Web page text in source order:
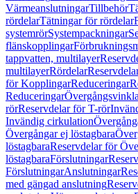
VärmeanslutningarTillbehör
rördelarTätningar för rördelar
systemrörSystempackningar
flänskopplingar
tappvatten, multilayer
multilayerRördelar
för KopplingarReduceringar
Reduceringar
rörReservdelar för T-rör
Invändig cirkulation
Övergångar ej löstagbara
löstagbaraReservdelar för
löstagbaraFörslutningar
FörslutningarAnslutningar
med gängad anslutning